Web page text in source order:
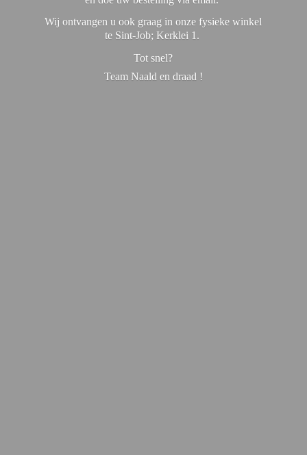
Wij ontvangen u ook graag in onze fysieke winkel
te Sint-Job; Kerklei 1.
Tot snel?
Team Naald en draad !